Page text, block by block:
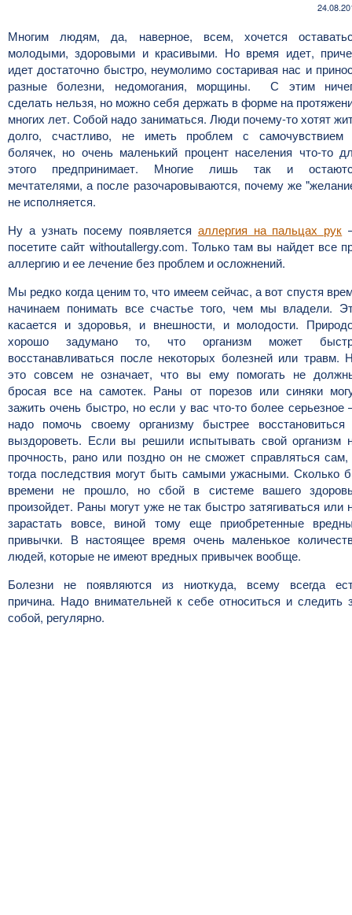
Многим людям, да, наверное, всем, хочется
молодыми, здоровыми и красивыми. Но время идет,
идет достаточно быстро, неумолимо состаривая нас и
разные болезни, недомогания, морщины. С этим
сделать нельзя, но можно себя держать в форме на
многих лет. Собой надо заниматься. Люди почему-то хотят
долго, счастливо, не иметь проблем с самочувствием
болячек, но очень маленький процент населения что-то
этого предпринимает. Многие лишь так и
мечтателями, а после разочаровываются, почему же
не исполняется.
Ну а узнать посему появляется аллергия на пальцах рук
посетите сайт withoutallergy.com. Только там вы найдет все
аллергию и ее лечение без проблем и осложнений.
Мы редко когда ценим то, что имеем сейчас, а вот спустя
начинаем понимать все счастье того, чем мы владели.
касается и здоровья, и внешности, и молодости.
хорошо задумано то, что организм может
восстанавливаться после некоторых болезней или травм.
это совсем не означает, что вы ему помогать не
бросая все на самотек. Раны от порезов или синяки
зажить очень быстро, но если у вас что-то более
надо помочь своему организму быстрее
выздороветь. Если вы решили испытывать свой организм
прочность, рано или поздно он не сможет справляться
тогда последствия могут быть самыми ужасными. Сколько
времени не прошло, но сбой в системе вашего
произойдет. Раны могут уже не так быстро затягиваться или
зарастать вовсе, виной тому еще приобретенные
привычки. В настоящее время очень маленькое
людей, которые не имеют вредных привычек вообще.
Болезни не появляются из ниоткуда, всему всегда
причина. Надо внимательней к себе относиться и следить
собой, регулярно.